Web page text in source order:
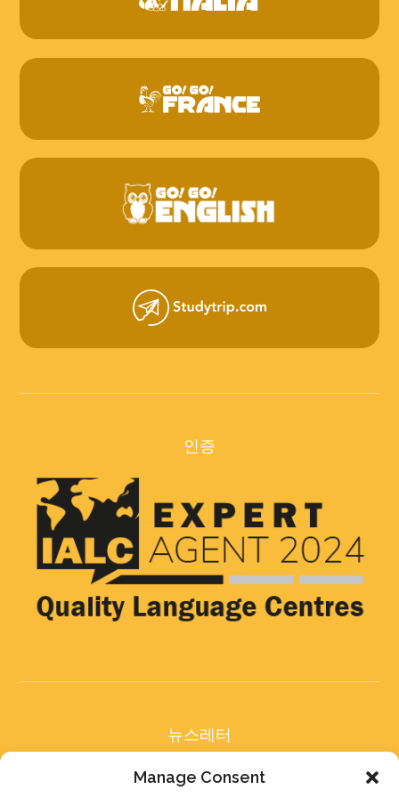
Manage Consent
인증
뉴스레터
구독 후 저희 뉴스레터를